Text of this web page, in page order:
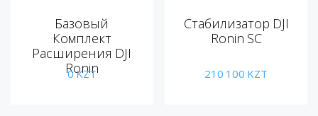
Базовый
Комплект
Расширения DJI
Ronin
0KZT
Стабилизатор DJI
Ronin SC
210 100 KZT